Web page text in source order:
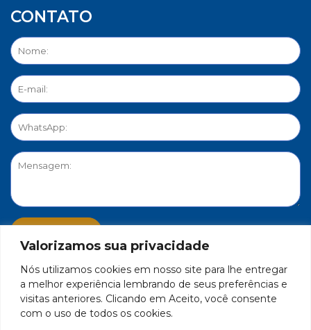
Valorizamos sua privacidade
Nós utilizamos cookies em nosso site para lhe entregar
a melhor experiência lembrando de seus preferências e
visitas anteriores. Clicando em Aceito, você consente
com o uso de todos os cookies.
CONTATO
PORTAL DE PRIVACIDADE